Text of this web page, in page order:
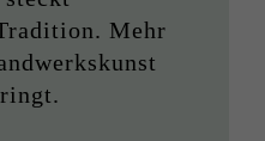
Mehr